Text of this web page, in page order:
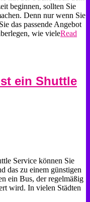
beginnen, sollten Sie
Denn nur wenn Sie
das passende Angebot
wie vieleRead
ein Shuttle
Service können Sie
das zu einem günstigen
ein Bus, der regelmäßig
wird. In vielen Städten